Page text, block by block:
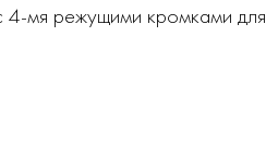
4-мя режущими кромками для